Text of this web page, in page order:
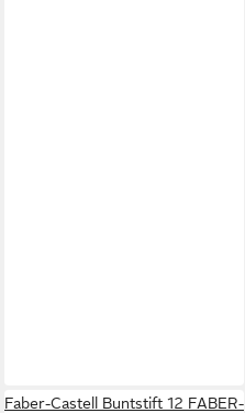
Faber-Castell Buntstift 12 FABER-